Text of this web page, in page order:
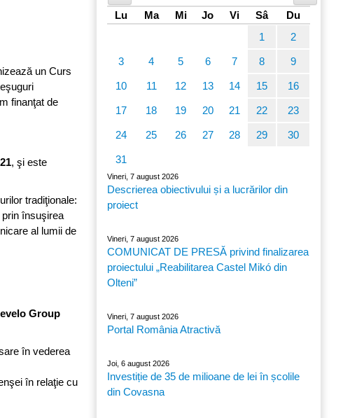
un Curs
finanţat de
, şi este
tradiţionale:
însuşirea
al lumii de
Group
în vederea
în relaţie cu
Lu
Ma Mi Jo Vi Sâ
Du
1
2
3 4 5 6 7 8 9
10 11 12 13 14 15 16
17 18 19 20 21 22 23
24 25 26 27 28 29 30
31
Vineri, 7 august 2026
Descrierea obiectivului și a lucrărilor din
proiect
Vineri, 7 august 2026
COMUNICAT DE PRESĂ privind finalizarea
proiectului „Reabilitarea Castel Mikó din
Olteni”
Vineri, 7 august 2026
Portal România Atractivă
Joi, 6 august 2026
Investiție de 35 de milioane de lei în școlile
din Covasna